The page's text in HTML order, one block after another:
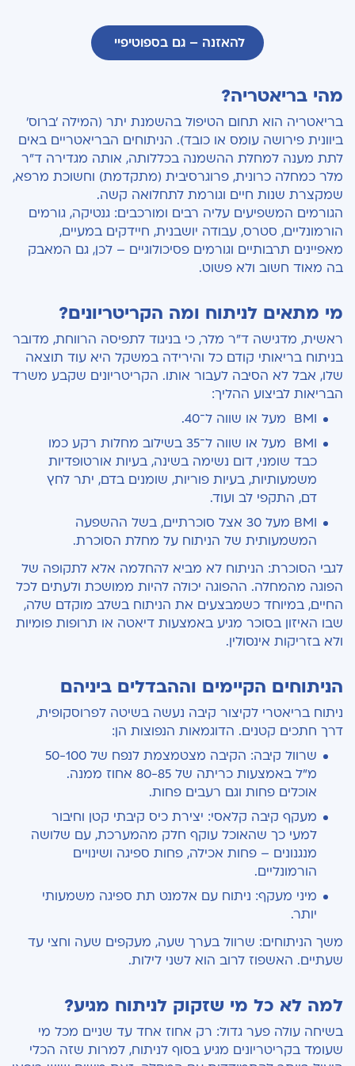
להאזנה – גם בספוטיפיי
מהי בריאטריה?
בריאטריה הוא תחום הטיפול בהשמנת יתר (המילה 'ברוס'
ביוונית פירושה עומס או כובד). הניתוחים הבריאטריים באים
לתת מענה למחלת ההשמנה בכללותה, אותה מגדירה ד"ר
מלר כמחלה כרונית, פרוגרסיבית (מתקדמת) וחשוכת מרפא,
שמקצרת שנות חיים וגורמת לתחלואה קשה.
הגורמים המשפיעים עליה רבים ומורכבים: גנטיקה, גורמים
הורמונליים, סטרס, עבודה יושבנית, חיידקים במעיים,
מאפיינים תרבותיים וגורמים פסיכולוגיים – לכן, גם המאבק
בה מאוד חשוב ולא פשוט.
מי מתאים לניתוח ומה הקריטריונים?
ראשית, מדגישה ד"ר מלר, כי בניגוד לתפיסה הרווחת, מדובר
בניתוח בריאותי קודם כל והירידה במשקל היא עוד תוצאה
שלו, אבל לא הסיבה לעבור אותו. הקריטריונים שקבע משרד
הבריאות לביצוע ההליך:
BMI מעל או שווה ל־40.
BMI
מעל או שווה ל־35 בשילוב מחלות רקע כמו
כבד שומני, דום נשימה בשינה, בעיות אורטופדיות
משמעותיות, בעיות פוריות, שומנים בדם, יתר לחץ
דם, התקפי לב ועוד.
BMI מעל 30 אצל סוכרתיים, בשל ההשפעה
המשמעותית של הניתוח על מחלת הסוכרת.
לגבי הסוכרת: הניתוח לא מביא להחלמה אלא לתקופה של
הפוגה מהמחלה. ההפוגה יכולה להיות ממושכת ולעתים לכל
החיים, במיוחד כשמבצעים את הניתוח בשלב מוקדם שלה,
שבו האיזון בסוכר מגיע באמצעות דיאטה או תרופות פומיות
ולא בזריקות אינסולין.
הניתוחים הקיימים וההבדלים ביניהם
ניתוח בריאטרי לקיצור קיבה נעשה בשיטה לפרוסקופית,
דרך חתכים קטנים. הדוגמאות הנפוצות הן:
שרוול קיבה: הקיבה מצטמצמת לנפח של 50-100
מ״ל באמצעות כריתה של 80-85 אחוז ממנה.
אוכלים פחות וגם רעבים פחות.
מעקף קיבה קלאסי: יצירת כיס קיבתי קטן וחיבור
למעי כך שהאוכל עוקף חלק מהמערכת, עם שלושה
מנגנונים – פחות אכילה, פחות ספיגה ושינויים
הורמונליים.
מיני מעקף: ניתוח עם אלמנט תת ספיגה משמעותי
יותר.
משך הניתוחים: שרוול בערך שעה, מעקפים שעה וחצי עד
שעתיים. האשפוז לרוב הוא לשני לילות.
למה לא כל מי שזקוק לניתוח מגיע?
בשיחה עולה פער גדול: רק אחוז אחד עד שניים מכל מי
שעומד בקריטריונים מגיע בסוף לניתוח, למרות שזה הכלי